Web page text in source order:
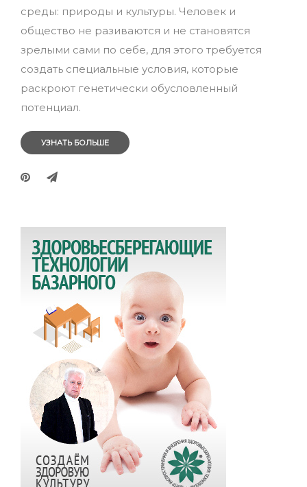
среды: природы и культуры. Человек и
общество не разиваются и не становятся
зрелыми сами по себе, для этого требуется
создать специальные условия, которые
раскроют генетически обусловленный
потенциал.
УЗНАТЬ БОЛЬШЕ